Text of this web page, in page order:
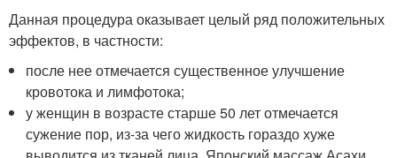
Данная процедура оказывает целый ряд положительных
эффектов, в частности:
после нее отмечается существенное улучшение
кровотока и лимфотока;
у женщин в возрасте старше 50 лет отмечается
сужение пор, из-за чего жидкость гораздо хуже